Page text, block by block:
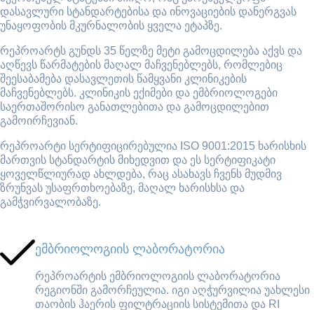
დასავლური სტანდარტებისა და ინოვაციების დანერგვას
უნაყოფობის მკურნალობის ყველა ეტაპზე.
რეპროარტს გუნდს 35 წელზე მეტი გამოცდილება აქვს და
აღწევს წარმატების მაღალ მაჩვენებლებს, რომლებიც
შეესაბამება დასავლეთის წამყვანი კლინიკების
მაჩვენებლებს. კლინიკის ექიმები და ემბრიოლოგები
საერთაშორისო განათლებითა და გამოცდილებით
გამოირჩევიან.
რეპროარტი სერტიფიცირებულია ISO 9001:2015 ხარისხის
მართვის სტანდარტის მიხედვით და ეს სერტიფიკატი
ყოველწლიურად ახლდება, რაც ასახავს ჩვენს მუდმივ
ზრუნვას უსაფრთხოებაზე, მაღალ ხარისხსა და
გამჭვირვალობაზე.
ემბრიოლოგიის ლაბორატორია
რეპროარტის ემბრიოლოგიის ლაბორატორია
რეგიონში გამორჩეულია. იგი აღჭურვილია უახლესი
თაობის ჰაერის ფილტრაციის სისტემითა და RI